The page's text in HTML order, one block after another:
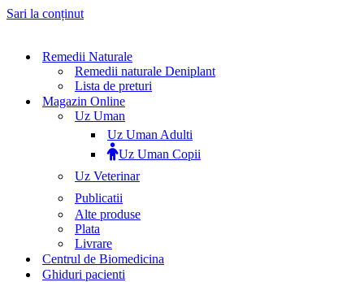
Sari la conținut
Remedii Naturale
Remedii naturale Deniplant
Lista de preturi
Magazin Online
Uz Uman
Uz Uman Adulti
Uz Uman Copii
Uz Veterinar
Publicatii
Alte produse
Plata
Livrare
Centrul de Biomedicina
Ghiduri pacienti